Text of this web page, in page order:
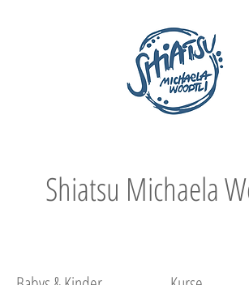
Shiatsu Michaela